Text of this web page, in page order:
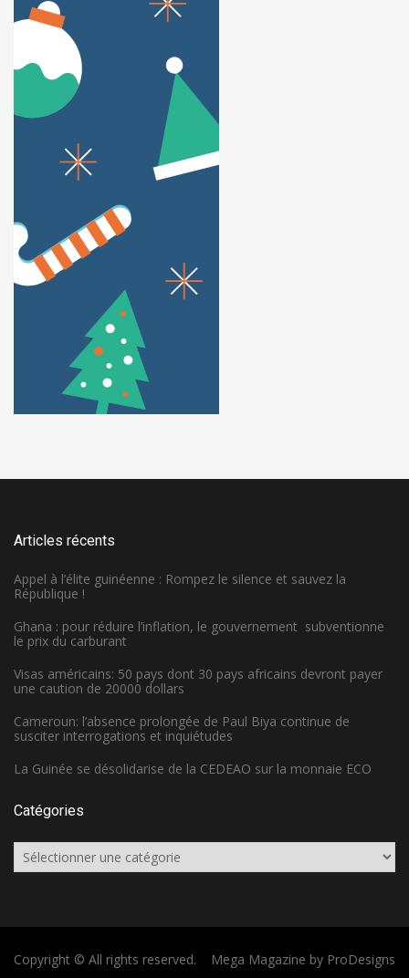
Articles récents
Appel à l’élite guinéenne : Rompez le silence et sauvez la
République !
Ghana : pour réduire l’inflation, le gouvernement subventionne
le prix du carburant
Visas américains: 50 pays dont 30 pays africains devront payer
une caution de 20000 dollars
Cameroun: l’absence prolongée de Paul Biya continue de
susciter interrogations et inquiétudes
La Guinée se désolidarise de la CEDEAO sur la monnaie ECO
Catégories
Catégories
Copyright © All rights reserved. Mega Magazine by ProDesigns